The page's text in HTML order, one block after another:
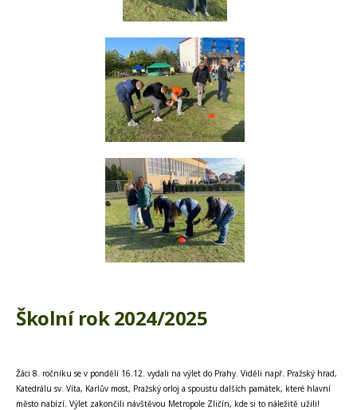
Školní rok 2024/2025
Žáci 8. ročníku se v pondělí 16.12. vydali na výlet do Prahy. Viděli např. Pražský hrad,
Katedrálu sv. Víta, Karlův most, Pražský orloj a spoustu dalších památek, které hlavní
město nabízí. Výlet zakončili návštěvou Metropole Zličín, kde si to náležitě užili!